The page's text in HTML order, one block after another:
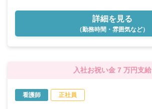
詳細を見る
（勤務時間・雰囲気など）
入社お祝い金 7 万円支給
看護師 正社員